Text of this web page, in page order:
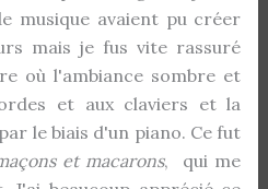
musique avaient pu créer
mais je fus vite rassuré
où l'ambiance sombre et
et aux claviers et la
le biais d'un piano. Ce fut
et macarons, qui me